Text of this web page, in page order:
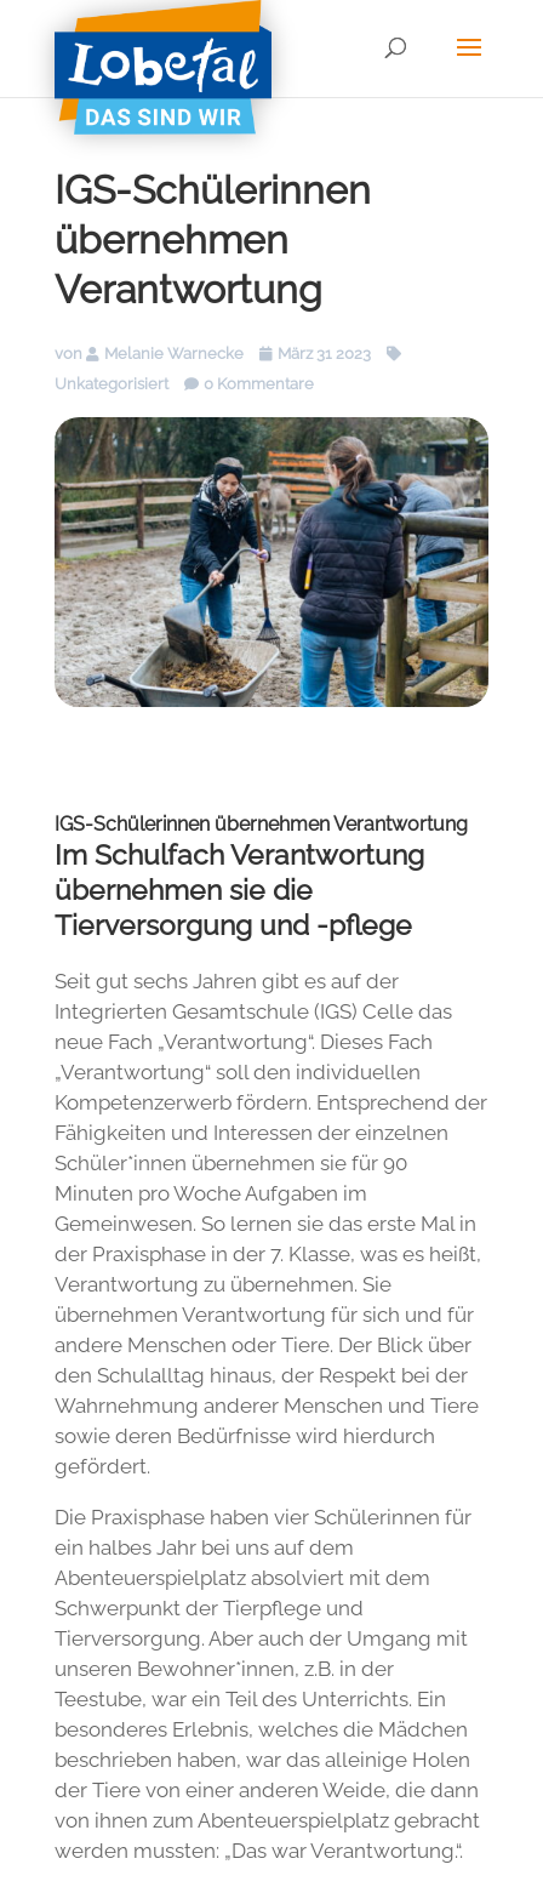
IGS-Schülerinnen
übernehmen
Verantwortung
von Melanie Warnecke
März 31 2023
Unkategorisiert
0 Kommentare
IGS-Schülerinnen übernehmen Verantwortung
Im Schulfach Verantwortung
übernehmen sie die
Tierversorgung und -pflege
Seit gut sechs Jahren gibt es auf der
Integrierten Gesamtschule (IGS) Celle das
neue Fach „Verantwortung“. Dieses Fach
„Verantwortung“ soll den individuellen
Kompetenzerwerb fördern. Entsprechend der
Fähigkeiten und Interessen der einzelnen
Schüler*innen übernehmen sie für 90
Minuten pro Woche Aufgaben im
Gemeinwesen. So lernen sie das erste Mal in
der Praxisphase in der 7. Klasse, was es heißt,
Verantwortung zu übernehmen. Sie
übernehmen Verantwortung für sich und für
andere Menschen oder Tiere. Der Blick über
den Schulalltag hinaus, der Respekt bei der
Wahrnehmung anderer Menschen und Tiere
sowie deren Bedürfnisse wird hierdurch
gefördert.
Die Praxisphase haben vier Schülerinnen für
ein halbes Jahr bei uns auf dem
Abenteuerspielplatz absolviert mit dem
Schwerpunkt der Tierpflege und
Tierversorgung. Aber auch der Umgang mit
unseren Bewohner*innen, z.B. in der
Teestube, war ein Teil des Unterrichts. Ein
besonderes Erlebnis, welches die Mädchen
beschrieben haben, war das alleinige Holen
der Tiere von einer anderen Weide, die dann
von ihnen zum Abenteuerspielplatz gebracht
werden mussten: „Das war Verantwortung.“.